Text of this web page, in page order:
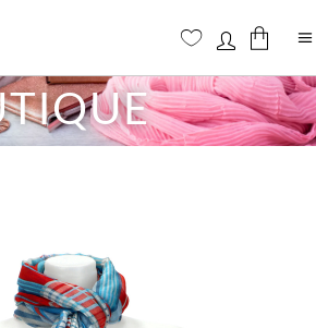
produit dans le panier